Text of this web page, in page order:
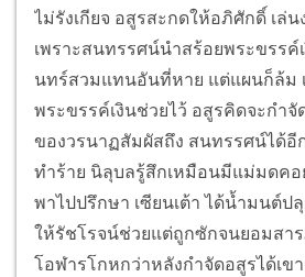
ไม่รังเกียจ อสูรสะกดให้อภิศักดิ์ เล่
เพราะสนทรรศน์นำสร้อยพระขรรค์
นทร์สวมแทนอันที่หาย แต่แผนก็ล้ม
พระขรรค์เงินช่วยไว้ อสูรคิดจะกำ
ของวรนาฏสัมผัสถึง สนทรรศน์ได้อี
ทำร้าย นิลุบลรู้สึกเหมือนมีแม่มดคอ
พาไปปรึกษา เซียนเต้า ได้น้ำมนต์ป
ให้รัชโรจน์ช่วยแต่ถูกซักจนยอมสาร
โอฬารโกหกว่าหลังกำจัดอสูรได้เข